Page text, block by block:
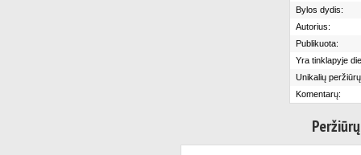
Bylos dydis:
Autorius:
Publikuota:
Yra tinklapyje
Unikalių
Komentarų: